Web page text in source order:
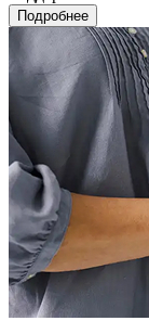
Подробнее